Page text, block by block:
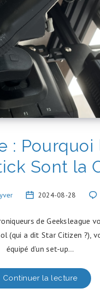
:
Sont la
2024-08-28
de Geeksleague
(qui a dit Star Citizen ?),
équipé d’un set-up…
Continuer la lecture